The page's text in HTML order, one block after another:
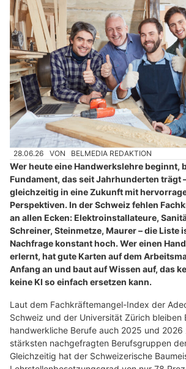
28.06.26 VON BELMEDIA REDAKTION
Wer heute eine Handwerkslehre beginnt,
Fundament, das seit Jahrhunderten trägt
gleichzeitig in eine Zukunft mit
Perspektiven. In der Schweiz fehlen
an allen Ecken: Elektroinstallateure,
Schreiner, Steinmetze, Maurer – die Liste
Nachfrage konstant hoch. Wer einen
erlernt, hat gute Karten auf dem
Anfang an und baut auf Wissen auf, das
keine KI so einfach ersetzen kann.
Laut dem Fachkräftemangel-Index der
Schweiz und der Universität Zürich bleiben
handwerkliche Berufe auch 2025 und 2026
stärksten nachgefragten Berufsgruppen
Gleichzeitig hat der Schweizerische